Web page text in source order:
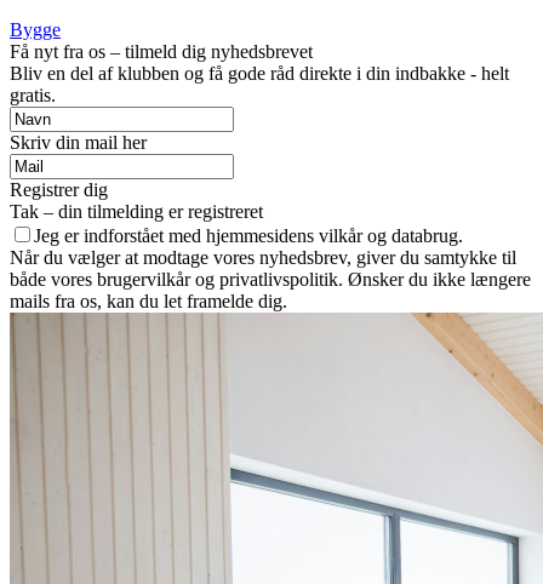
Bygge
Få nyt fra os – tilmeld dig nyhedsbrevet
Bliv en del af klubben og få gode råd direkte i din indbakke - helt
gratis.
Skriv din mail her
Registrer dig
Tak – din tilmelding er registreret
Jeg er indforstået med hjemmesidens vilkår og databrug.
Når du vælger at modtage vores nyhedsbrev, giver du samtykke til
både vores brugervilkår og privatlivspolitik. Ønsker du ikke længere
mails fra os, kan du let framelde dig.